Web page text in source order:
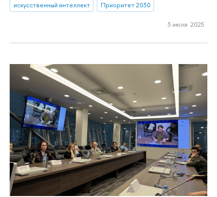
искусственный интеллект
Приоритет 2030
3 июля 2025